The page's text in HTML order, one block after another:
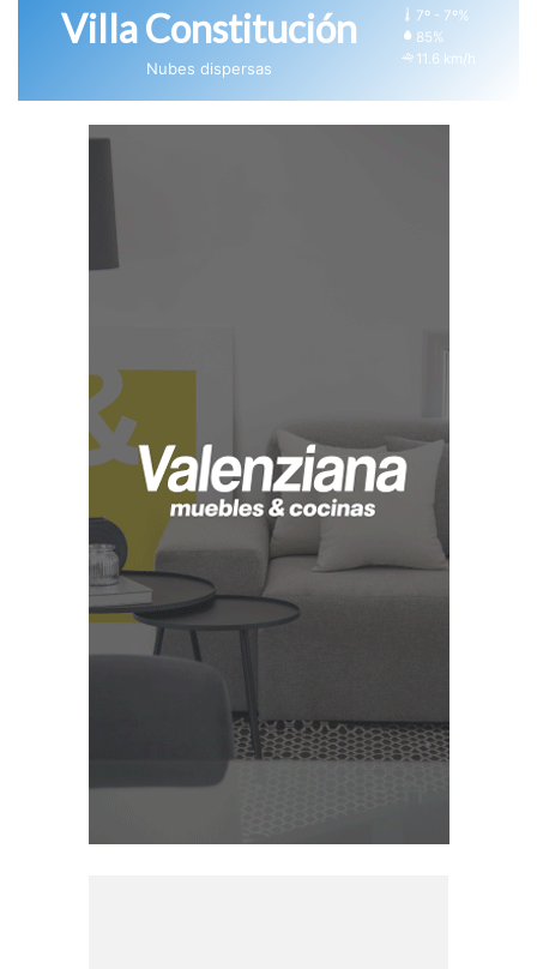
Villa Constitución
Nubes dispersas
7º - 7º%
85%
11.6 km/h